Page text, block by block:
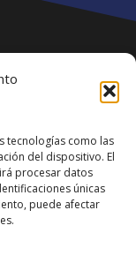
tecnologías como las
del dispositivo. El
procesar datos
únicas
puede afectar